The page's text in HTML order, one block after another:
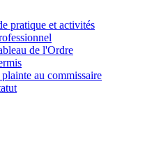
pratique et activités
de l'Ordre
au commissaire